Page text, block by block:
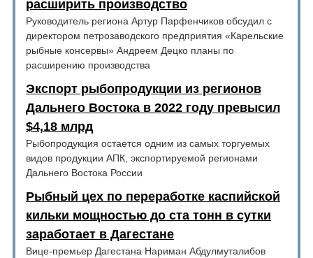
расширить производство
Руководитель региона Артур Парфенчиков обсудил с
директором петрозаводского предприятия «Карельские
рыбные консервы» Андреем Децко планы по
расширению производства
Экспорт рыбопродукции из регионов
Дальнего Востока в 2022 году превысил
$4,18 млрд
Рыбопродукция остается одним из самых торгуемых
видов продукции АПК, экспортируемой регионами
Дальнего Востока России
Рыбный цех по переработке каспийской
кильки мощностью до ста тонн в сутки
заработает в Дагестане
Вице-премьер Дагестана Нариман Абдулмуталибов